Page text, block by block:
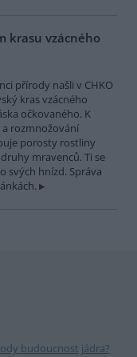
krasu vzácného
přírody našli v CHKO
kras vzácného
očkovaného. K
rozmnožování
porosty rostliny
mravenců. Ti se
svých hnízd. Správa
budoucnost jádra?